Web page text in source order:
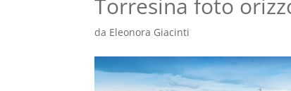
Torresina foto
da Eleonora Giacinti